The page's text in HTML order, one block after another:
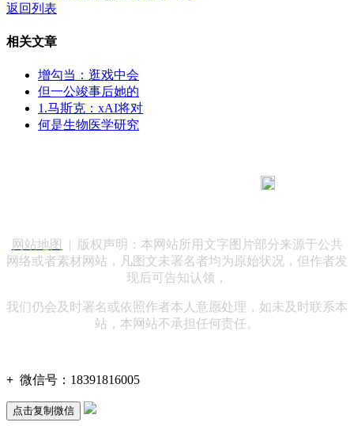
返回列表
相关文章
增勾当：逛戏中会
但一公竣事后她的
1.马斯克：xAI将对
何是生物医学研究
网站地图
| 版权声明：本网站所用文字图片部分来源于公共
网络或者素材网站，凡图文未署名者均为原始状况，但作者发
现后可告知认领，
我们仍会及时署名或依照作者本人意愿处理，如未及时联系本
站，本网站不承担任何责任。
+ 微信号： 18391816005
点击复制微信